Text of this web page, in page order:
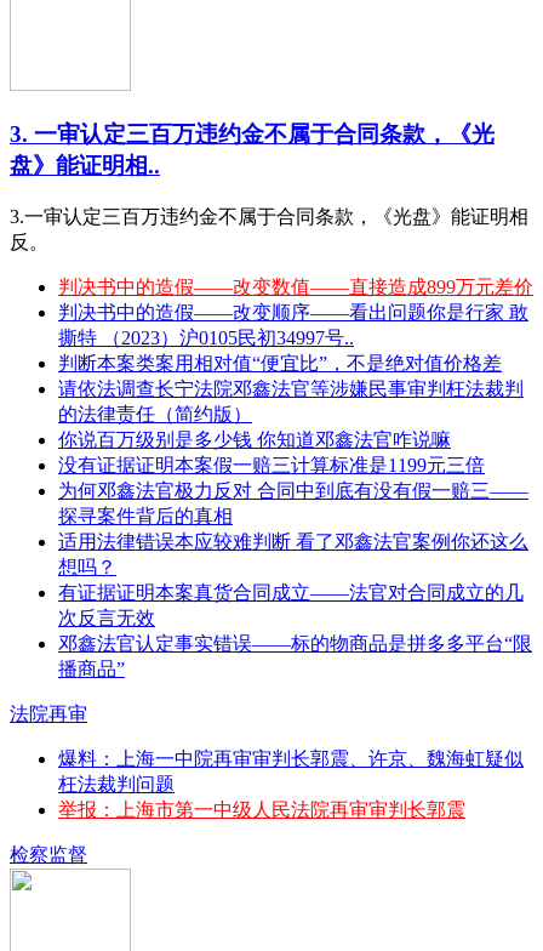
3. 一审认定三百万违约金不属于合同条款，《光
盘》能证明相..
3.一审认定三百万违约金不属于合同条款，《光盘》能证明相
反。
判决书中的造假——改变数值——直接造成899万元差价
判决书中的造假——改变顺序——看出问题你是行家 敢
撕特 （2023）沪0105民初34997号..
判断本案类案用相对值“便宜比”，不是绝对值价格差
请依法调查长宁法院邓鑫法官等涉嫌民事审判枉法裁判
的法律责任（简约版）
你说百万级别是多少钱 你知道邓鑫法官咋说嘛
没有证据证明本案假一赔三计算标准是1199元三倍
为何邓鑫法官极力反对 合同中到底有没有假一赔三——
探寻案件背后的真相
适用法律错误本应较难判断 看了邓鑫法官案例你还这么
想吗？
有证据证明本案真货合同成立——法官对合同成立的几
次反言无效
邓鑫法官认定事实错误——标的物商品是拼多多平台“限
播商品”
法院再审
爆料：上海一中院再审审判长郭震、许京、魏海虹疑似
枉法裁判问题
举报：上海市第一中级人民法院再审审判长郭震
检察监督